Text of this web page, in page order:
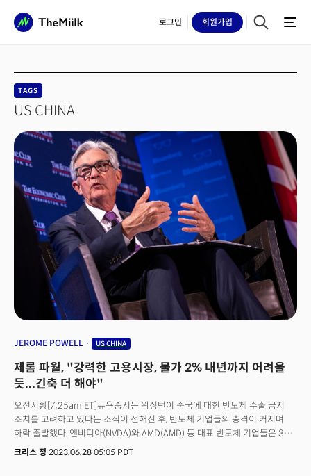
로그인 회원가입
TAGS
US CHINA
JEROME POWELL US CHINA
제롬 파월, "강력한 고용시장, 물가 2% 내년까지 어려울
듯...긴축 더 해야"
오전시황[7:25am ET]뉴욕증시는 워싱턴이 중국에 대한 반도체 수출 금지
조치를 고려하고 있다는 소식이 전해진 후, 반도체 기업들의 충격이 커지며
하락 출발했다. 엔비디아(NVDA)와 AMD(AMD) 등 대표 반도체 기업들은 3%
이상 하락했고 나스닥 선물은 0.2% 하락 출발했다. (다우 +0.07%, S&P500
크리스 정 2023.06.28 05:05 PDT